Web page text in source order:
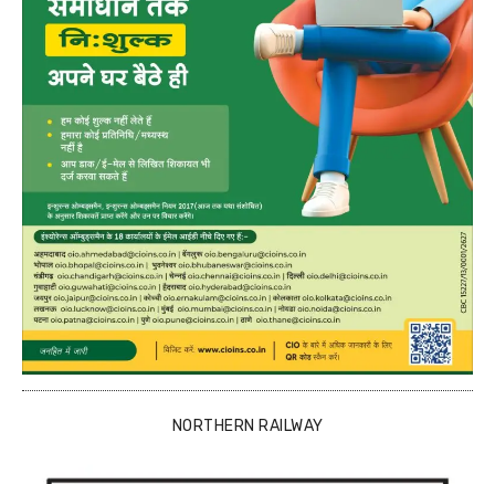
NORTHERN RAILWAY